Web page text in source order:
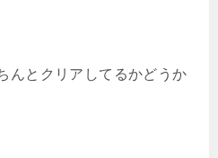
んとクリアしてるかどうか